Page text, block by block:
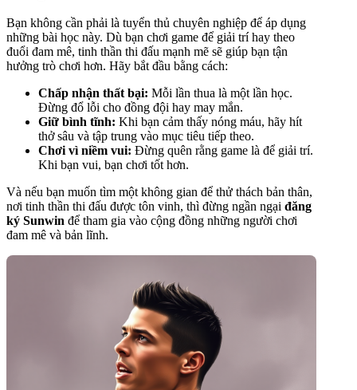
Bạn không cần phải là tuyển thủ chuyên nghiệp để áp dụng
những bài học này. Dù bạn chơi game để giải trí hay theo
đuổi đam mê, tinh thần thi đấu mạnh mẽ sẽ giúp bạn tận
hưởng trò chơi hơn. Hãy bắt đầu bằng cách:
Chấp nhận thất bại: Mỗi lần thua là một lần học.
Đừng đổ lỗi cho đồng đội hay may mắn.
Giữ bình tĩnh: Khi bạn cảm thấy nóng máu, hãy hít
thở sâu và tập trung vào mục tiêu tiếp theo.
Chơi vì niềm vui: Đừng quên rằng game là để giải trí.
Khi bạn vui, bạn chơi tốt hơn.
Và nếu bạn muốn tìm một không gian để thử thách bản thân,
nơi tinh thần thi đấu được tôn vinh, thì đừng ngần ngại đăng
ký Sunwin để tham gia vào cộng đồng những người chơi
đam mê và bản lĩnh.